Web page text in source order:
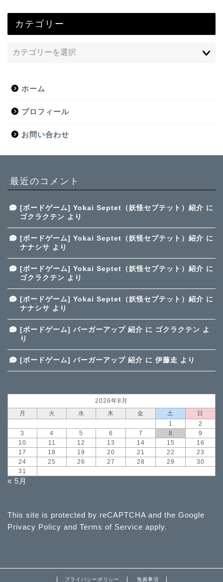
カテゴリー
ホーム
プロフィール
お問い合わせ
最近のコメント
[ボードゲーム] Yokai Septet（妖怪セプテット）紹介 に
ゴクラクテン より
[ボードゲーム] Yokai Septet（妖怪セプテット）紹介 に
ナナシサ より
[ボードゲーム] Yokai Septet（妖怪セプテット）紹介 に
ゴクラクテン より
[ボードゲーム] Yokai Septet（妖怪セプテット）紹介 に
ナナシサ より
[ボードゲーム] バーガーアップ 紹介 に ゴクラクテン よ
り
[ボードゲーム] バーガーアップ 紹介 に 伊藤走 より
2026年8月
月
火 水 木 金 土
日
1
2
3
4 5 6 7 8
9
10
11 12 13 14 15
16
17
18 19 20 21 22
23
24
25 26 27 28 29
30
31
« 5月
This site is protected by reCAPTCHA and the Google
Privacy Policy and Terms of Service apply.
プライバシーポリシー 免責事項